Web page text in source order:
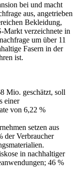
bei und macht
aus, angetrieben
Bekleidung,
verzeichnete in
um über 11
Fasern in der
ist.
Mio. geschätzt, soll
einer
von 6,22 %
setzen aus
der Verbraucher
in nachhaltiger
46 %